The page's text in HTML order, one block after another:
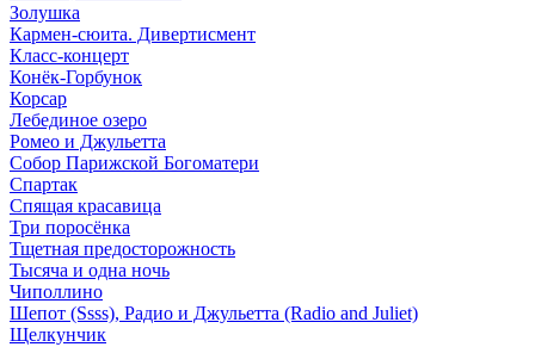
Золушка
Кармен-сюита. Дивертисмент
Класс-концерт
Конёк-Горбунок
Корсар
Лебединое озеро
Ромео и Джульетта
Собор Парижской Богоматери
Спартак
Спящая красавица
Три поросёнка
Тщетная предосторожность
Тысяча и одна ночь
Чиполлино
Шепот (Ssss), Радио и Джульетта (Radio and Juliet)
Щелкунчик